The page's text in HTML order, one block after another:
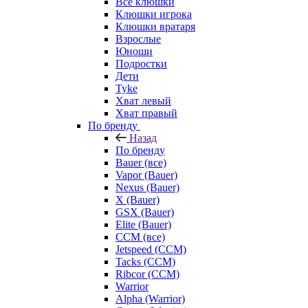
Клюшки игрока
Клюшки вратаря
Взрослые
Юноши
Подростки
Дети
Tyke
Хват левый
Хват правый
По бренду
Назад
По бренду
Bauer (все)
Vapor (Bauer)
Nexus (Bauer)
X (Bauer)
GSX (Bauer)
Elite (Bauer)
CCM (все)
Jetspeed (CCM)
Tacks (CCM)
Ribcor (CCM)
Warrior
Alpha (Warrior)